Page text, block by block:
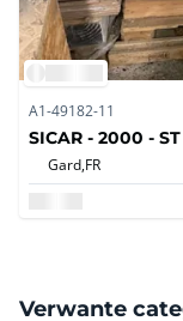
A1-49182-11
SICAR - 2000 -
Gard,FR
Verwante